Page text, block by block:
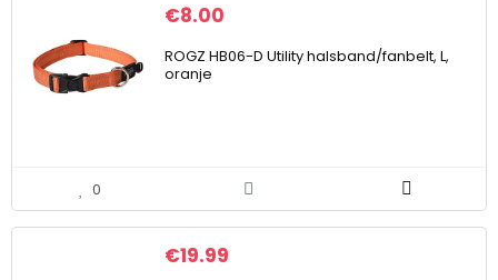
€8.00
ROGZ HB06-D Utility halsband/fanbelt, L,
oranje
0
€19.99